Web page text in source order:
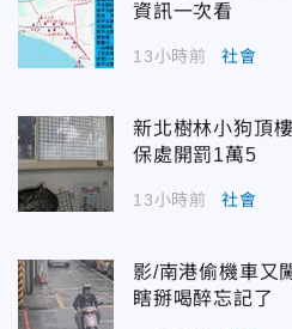
資訊一次看
13小時前 社會
新北樹林小狗頂
保處開罰1萬5
13小時前 社會
影/南港偷機車
瞎掰喝醉忘記了